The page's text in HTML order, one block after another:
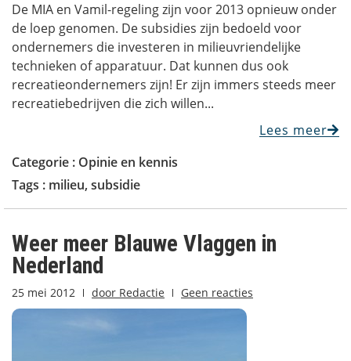
De MIA en Vamil-regeling zijn voor 2013 opnieuw onder
de loep genomen. De subsidies zijn bedoeld voor
ondernemers die investeren in milieuvriendelijke
technieken of apparatuur. Dat kunnen dus ook
recreatieondernemers zijn! Er zijn immers steeds meer
recreatiebedrijven die zich willen...
Lees meer
Categorie : Opinie en kennis
Tags : milieu, subsidie
Weer meer Blauwe Vlaggen in
Nederland
25 mei 2012 door Redactie Geen reacties